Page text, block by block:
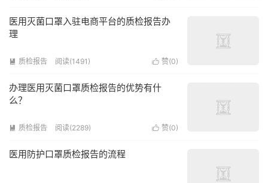
医用灭菌口罩入驻电商平台的质检报告办
理
 赞(0)
 质检报告 阅读(1491)
办理医用灭菌口罩质检报告的优势有什
么？
 赞(0)
 质检报告 阅读(2289)
医用防护口罩质检报告的流程